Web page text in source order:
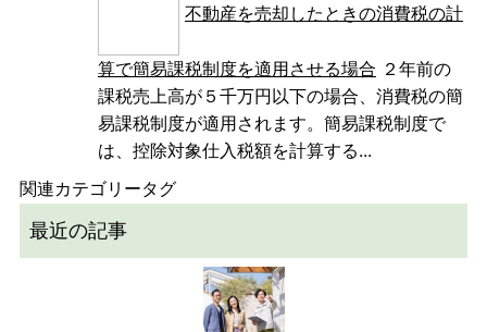
不動産を売却したときの消費税の計
算で簡易課税制度を適用させる場合 ２年前の
課税売上高が５千万円以下の場合、消費税の簡
易課税制度が適用されます。簡易課税制度で
は、控除対象仕入税額を計算する...
関連カテゴリータグ
最近の記事